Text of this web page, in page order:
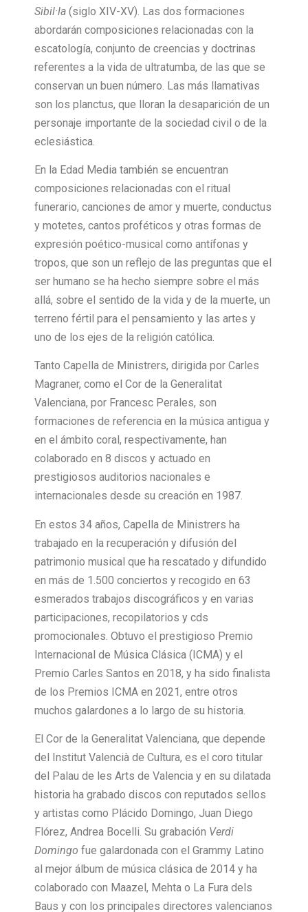
Sibil·la (siglo XIV-XV). Las dos formaciones
abordarán composiciones relacionadas con la
escatología, conjunto de creencias y doctrinas
referentes a la vida de ultratumba, de las que se
conservan un buen número. Las más llamativas
son los planctus, que lloran la desaparición de un
personaje importante de la sociedad civil o de la
eclesiástica.
En la Edad Media también se encuentran
composiciones relacionadas con el ritual
funerario, canciones de amor y muerte, conductus
y motetes, cantos proféticos y otras formas de
expresión poético-musical como antífonas y
tropos, que son un reflejo de las preguntas que el
ser humano se ha hecho siempre sobre el más
allá, sobre el sentido de la vida y de la muerte, un
terreno fértil para el pensamiento y las artes y
uno de los ejes de la religión católica.
Tanto Capella de Ministrers, dirigida por Carles
Magraner, como el Cor de la Generalitat
Valenciana, por Francesc Perales, son
formaciones de referencia en la música antigua y
en el ámbito coral, respectivamente, han
colaborado en 8 discos y actuado en
prestigiosos auditorios nacionales e
internacionales desde su creación en 1987.
En estos 34 años, Capella de Ministrers ha
trabajado en la recuperación y difusión del
patrimonio musical que ha rescatado y difundido
en más de 1.500 conciertos y recogido en 63
esmerados trabajos discográficos y en varias
participaciones, recopilatorios y cds
promocionales. Obtuvo el prestigioso Premio
Internacional de Música Clásica (ICMA) y el
Premio Carles Santos en 2018, y ha sido finalista
de los Premios ICMA en 2021, entre otros
muchos galardones a lo largo de su historia.
El Cor de la Generalitat Valenciana, que depende
del Institut Valencià de Cultura, es el coro titular
del Palau de les Arts de Valencia y en su dilatada
historia ha grabado discos con reputados sellos
y artistas como Plácido Domingo, Juan Diego
Flórez, Andrea Bocelli. Su grabación Verdi
Domingo fue galardonada con el Grammy Latino
al mejor álbum de música clásica de 2014 y ha
colaborado con Maazel, Mehta o La Fura dels
Baus y con los principales directores valencianos